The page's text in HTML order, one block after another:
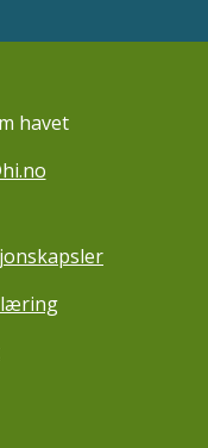
havet